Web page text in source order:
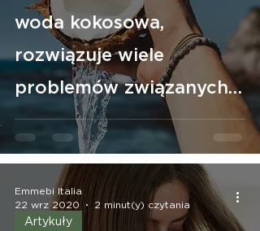
woda kokosowa,
rozwiązuje wiele
problemów związanych z
włosami i skórą głowy.
Artykuły
Emmebi Italia
22 wrz 2020
2 minut(y) czytania